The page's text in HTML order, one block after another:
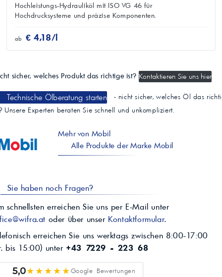
Hochleistungs-Hydrauliköl mit ISO VG 46 für
Hochdrucksysteme und präzise Komponenten.
ab € 4,18/l
sicher, welches Produkt das richtige ist? Kontaktieren Sie uns hier
Technische Ölberatung starten
- nicht sicher, welches Öl das
Unsere Experten beraten Sie schnell und unkompliziert.
Mehr von Mobil
Alle Produkte der Marke Mobil
Sie haben noch Fragen?
schnellsten erreichen Sie uns per E-Mail unter
oder über unser Kontaktformular.
erreichen Sie uns werktags zwischen 8:00-17:00
bis 15:00) unter +43 7229 - 223 68
5,0★★★★★Google Bewertungen